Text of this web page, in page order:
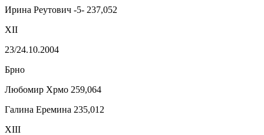
Ирина Реутович -5- 237,052
XII
23/24.10.2004
Брно
Любомир Хрмо 259,064
Галина Еремина 235,012
XIII